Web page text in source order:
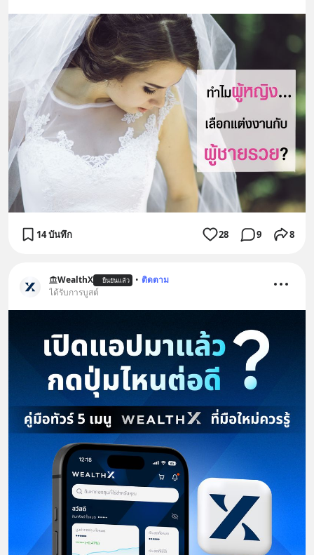
14 บันทึก 28 9 8
WealthX ยืนยันแล้ว • ติดตาม
ได้รับการบูสต์